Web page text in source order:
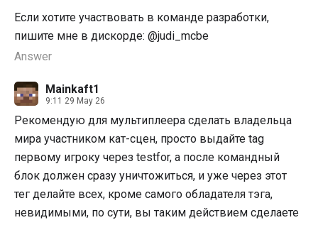
Если хотите участвовать в команде разработки,
пишите мне в дискорде: @judi_mcbe
Answer
Mainkaft1
9:11 29 May 26
Рекомендую для мультиплеера сделать владельца
мира участником кат-сцен, просто выдайте tag
первому игроку через testfor, а после командный
блок должен сразу уничтожиться, и уже через этот
тег делайте всех, кроме самого обладателя тэга,
невидимыми, по сути, вы таким действием сделаете